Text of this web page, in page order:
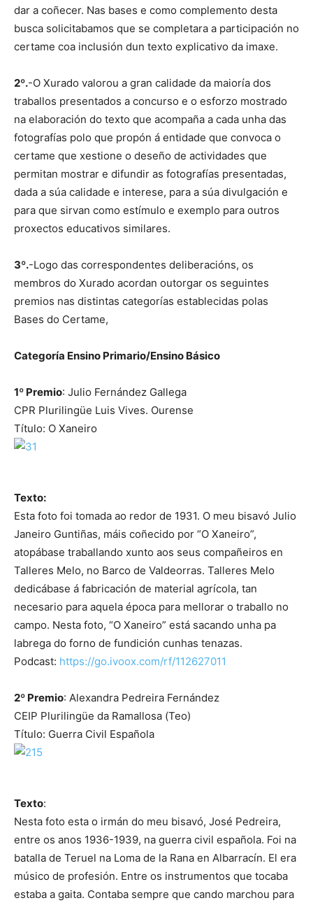
dar a coñecer. Nas bases e como complemento desta
busca solicitabamos que se completara a participación no
certame coa inclusión dun texto explicativo da imaxe.
2º.-O Xurado valorou a gran calidade da maioría dos
traballos presentados a concurso e o esforzo mostrado
na elaboración do texto que acompaña a cada unha das
fotografías polo que propón á entidade que convoca o
certame que xestione o deseño de actividades que
permitan mostrar e difundir as fotografías presentadas,
dada a súa calidade e interese, para a súa divulgación e
para que sirvan como estímulo e exemplo para outros
proxectos educativos similares.
3º.-Logo das correspondentes deliberacións, os
membros do Xurado acordan outorgar os seguintes
premios nas distintas categorías establecidas polas
Bases do Certame,
Categoría Ensino Primario/Ensino Básico
1º Premio: Julio Fernández Gallega
CPR Plurilingüe Luis Vives. Ourense
Título: O Xaneiro
Texto:
Esta foto foi tomada ao redor de 1931. O meu bisavó Julio
Janeiro Guntiñas, máis coñecido por “O Xaneiro”,
atopábase traballando xunto aos seus compañeiros en
Talleres Melo, no Barco de Valdeorras. Talleres Melo
dedicábase á fabricación de material agrícola, tan
necesario para aquela época para mellorar o traballo no
campo. Nesta foto, “O Xaneiro” está sacando unha pa
labrega do forno de fundición cunhas tenazas.
Podcast: https://go.ivoox.com/rf/112627011
2º Premio: Alexandra Pedreira Fernández
CEIP Plurilingüe da Ramallosa (Teo)
Título: Guerra Civil Española
Texto:
Nesta foto esta o irmán do meu bisavó, José Pedreira,
entre os anos 1936-1939, na guerra civil española. Foi na
batalla de Teruel na Loma de la Rana en Albarracín. El era
músico de profesión. Entre os instrumentos que tocaba
estaba a gaita. Contaba sempre que cando marchou para